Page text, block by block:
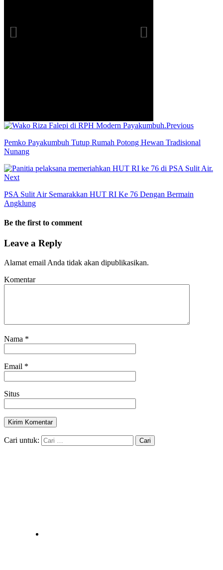
Previous
Pemko Payakumbuh Tutup Rumah Potong Hewan Tradisional
Nunang
Next
PSA Sulit Air Semarakkan HUT RI Ke 76 Dengan Bermain
Angklung
Be the first to comment
Leave a Reply
Alamat email Anda tidak akan dipublikasikan.
Komentar
Nama *
Email *
Situs
Cari untuk: